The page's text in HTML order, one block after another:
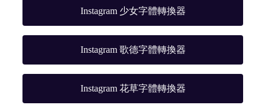
Instagram 少女字體轉換器
Instagram 歌德字體轉換器
Instagram 花草字體轉換器